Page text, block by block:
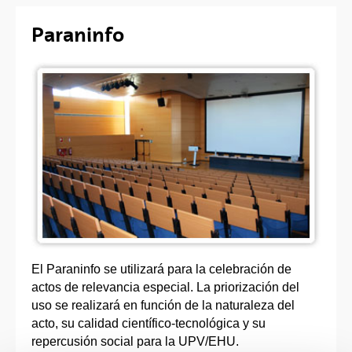
Paraninfo
El Paraninfo se utilizará para la celebración de
actos de relevancia especial. La priorización del
uso se realizará en función de la naturaleza del
acto, su calidad científico-tecnológica y su
repercusión social para la UPV/EHU.